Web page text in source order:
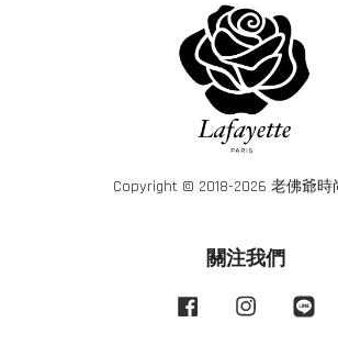
Copyright © 2018-2026 老佛爺時
關注我們
Facebook Instagram